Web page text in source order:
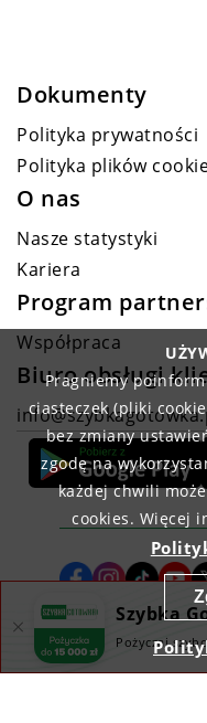
Dokumenty
Polityka prywatności
Polityka plików
O nas
Nasze statystyki
Kariera
Program
Współpraca
Biuro obsługi
Pragniemy
ciasteczek (pliki
bez zmiany
zgodę na
każdej chwili
cookies. Więcej
Szybka
Pożyczaj